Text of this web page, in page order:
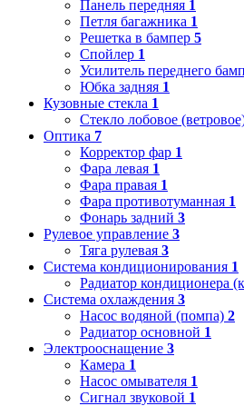
Панель передняя 1
Петля багажника 1
Решетка в бампер 5
Спойлер 1
Усилитель переднего
Юбка задняя 1
Кузовные стекла 1
Стекло лобовое
Оптика 7
Корректор фар 1
Фара левая 1
Фара правая 1
Фара противотуманная 1
Фонарь задний 3
Рулевое управление 3
Тяга рулевая 3
Система кондиционирования 1
Радиатор кондиционера
Система охлаждения 3
Насос водяной (помпа) 2
Радиатор основной 1
Электрооснащение 3
Камера 1
Насос омывателя 1
Сигнал звуковой 1